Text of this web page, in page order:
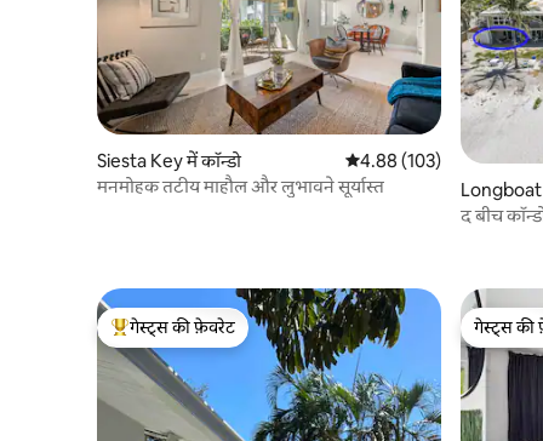
Siesta Key में कॉन्डो औसत रेटिंग 5 में से 4.88, 103
4.88 (103)
मनमोहक तटीय माहौल और लुभावने सूर्यास्त
Longboat
द बीच
गेस्ट्स का टॉप फ़ेवरेट
गेस्ट्स की फ़ेवरेट
गेस्ट्स की
गेस्ट्स की